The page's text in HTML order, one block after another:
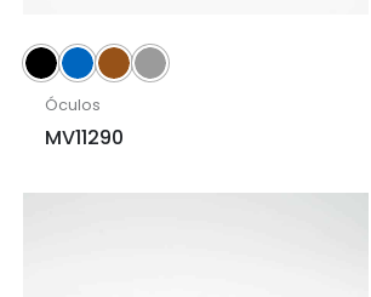
Óculos
MV11290